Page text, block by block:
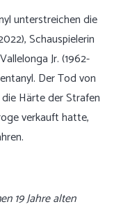
unterstreichen die
Schauspielerin
Jr. (1962-
Der Tod von
Härte der Strafen
verkauft hatte,
19 Jahre alten